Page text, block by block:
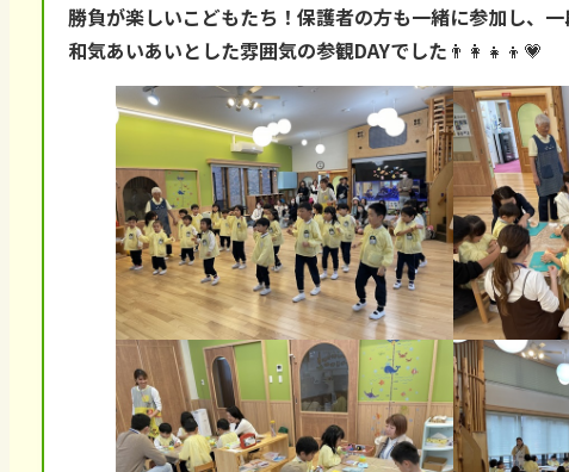
勝負が楽しいこどもたち！保護者の方も一緒に参加し、
和気あいあいとした雰囲気の参観DAYでした👨‍👩‍👧‍👦💗